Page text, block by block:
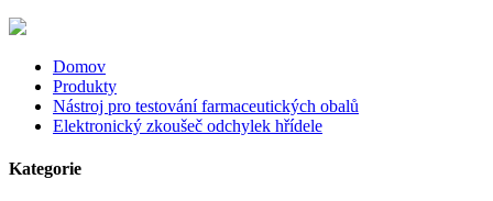
Domov
Produkty
Nástroj pro testování farmaceutických obalů
Elektronický zkoušeč odchylek hřídele
Kategorie